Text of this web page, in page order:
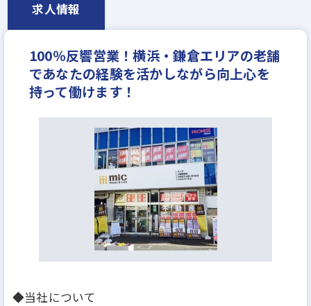
求人情報
100％反響営業！横浜・鎌倉エリアの老舗
であなたの経験を活かしながら向上心を
持って働けます！
◆当社について